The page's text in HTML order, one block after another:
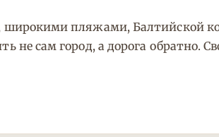
широкими пляжами, Балтийской
не сам город, а дорога обратно.